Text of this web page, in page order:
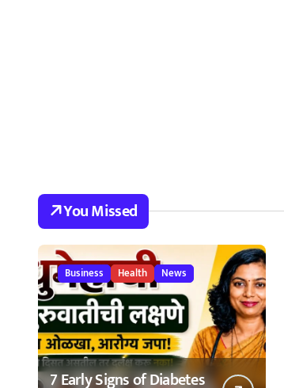
You Missed
Business Health News
7 Early Signs of Diabetes